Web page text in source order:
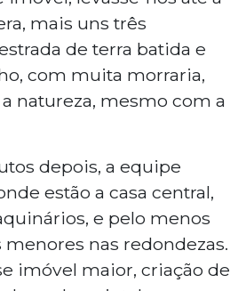
mais uns três
de terra batida e
com muita morraria,
natureza, mesmo com a
depois, a equipe
estão a casa central,
e pelo menos
menores nas redondezas.
imóvel maior, criação de